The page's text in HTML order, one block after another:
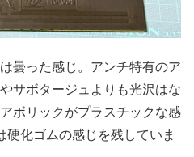
曇った感じ。アンチ特有のア
サボタージュよりも光沢はな
ボリックがプラスチックな感
硬化ゴムの感じを残していま